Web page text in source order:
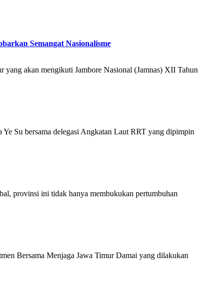
Semangat Nasionalisme
yang akan mengikuti Jambore Nasional (Jamnas) XII Tahun
Su bersama delegasi Angkatan Laut RRT yang dipimpin
provinsi ini tidak hanya membukukan pertumbuhan
Bersama Menjaga Jawa Timur Damai yang dilakukan